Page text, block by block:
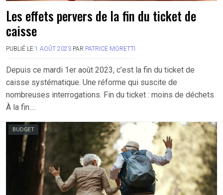
Les effets pervers de la fin du ticket de
caisse
PUBLIÉ LE 1 AOÛT 2023 PAR PATRICE MORETTI
Depuis ce mardi 1er août 2023, c’est la fin du ticket de
caisse systématique. Une réforme qui suscite de
nombreuses interrogations. Fin du ticket : moins de déchets
À la fin….
BUDGET